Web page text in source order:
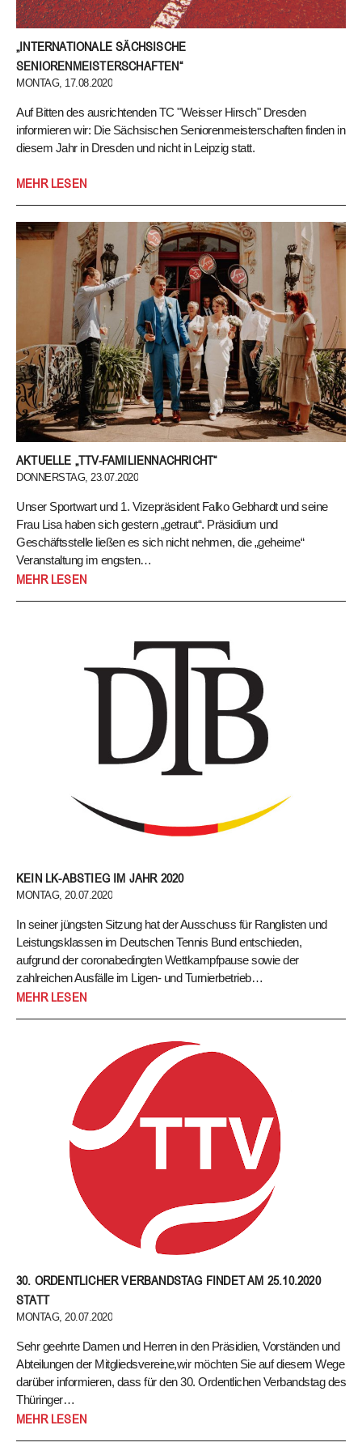
„INTERNATIONALE SÄCHSISCHE
SENIORENMEISTERSCHAFTEN“
MONTAG, 17.08.2020
Auf Bitten des ausrichtenden TC "Weisser Hirsch" Dresden
informieren wir: Die Sächsischen Seniorenmeisterschaften finden in
diesem Jahr in Dresden und nicht in Leipzig statt.
Auf Bitten des ausrichtenden TC „Weisser Hirsch“ Dresden
MEHR LESEN
AKTUELLE „TTV-FAMILIENNACHRICHT“
DONNERSTAG, 23.07.2020
Unser Sportwart und 1. Vizepräsident Falko Gebhardt und seine
Frau Lisa haben sich gestern „getraut“. Präsidium und
Geschäftsstelle ließen es sich nicht nehmen, die „geheime“
Veranstaltung im engsten…
Unser Sportwart und 1. Vizepräsident Falko Gebhardt und seine
sprengen“ und das Brautpaar durch einen TTV-Schlägerbogen ins
gemeinsame Leben zu geleiten. Bei einem kleinem Ballwechsel
bewiesen die beiden, sich per Volley gekonnt Bälle zuspielen zu
Wir wünschen Falko und Lisa viel Glück, alles Gute!
MEHR LESEN
KEIN LK-ABSTIEG IM JAHR 2020
MONTAG, 20.07.2020
In seiner jüngsten Sitzung hat der Ausschuss für Ranglisten und
Leistungsklassen im Deutschen Tennis Bund entschieden,
aufgrund der coronabedingten Wettkampfpause sowie der
zahlreichen Ausfälle im Ligen- und Turnierbetrieb…
In seiner jüngsten Sitzung hat der Ausschuss für Ranglisten
sowie der zahlreichen Ausfälle im Ligen- und Turnierbetrieb
die Ranglisten- und LK-Wertung anzupassen.
folgende Sonderregelungen beschlossen:
LK-Berechnung 2020
Die üblichen Anforderungen zum Verbleib in der aktuellen LK
werden ausgesetzt. Die LK des Spielers kann sich also in diesem
LK-Jahr nicht verschlechtern. Die Bedingungen für den Aufstieg
bleiben unverändert.
Ranglistenberechnung zum Stichtag 30.09.2020
Der Auswertungszeitraum wird auf sechs Quartale erweitert. Es
werden also die besten Ergebnisse aus dem Zeitraum 01.04.2019
bis 30.09.2020 berücksichtigt. Details zu dieser
Wertungen, werden in den kommenden Wochen fixiert.
MEHR LESEN
30. ORDENTLICHER VERBANDSTAG FINDET AM 25.10.2020
STATT
MONTAG, 20.07.2020
Sehr geehrte Damen und Herren in den Präsidien, Vorständen und
Abteilungen der Mitgliedsvereine,wir möchten Sie auf diesem Wege
darüber informieren, dass für den 30. Ordentlichen Verbandstag des
Thüringer…
Sehr geehrte Damen und Herren in den Präsidien, Vorständen und
MEHR LESEN